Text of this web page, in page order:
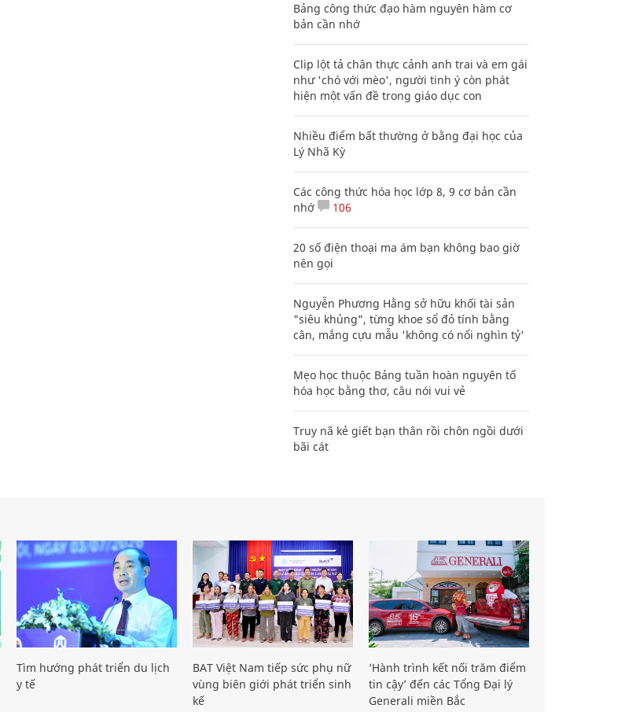
Bảng công thức đạo hàm nguyên hàm cơ
bản cần nhớ
Clip lột tả chân thực cảnh anh trai và em gái
như 'chó với mèo', người tinh ý còn phát
hiện một vấn đề trong giáo dục con
Nhiều điểm bất thường ở bằng đại học của
Lý Nhã Kỳ
Các công thức hóa học lớp 8, 9 cơ bản cần
nhớ
106
20 số điện thoại ma ám bạn không bao giờ
nên gọi
Nguyễn Phương Hằng sở hữu khối tài sản
"siêu khủng", từng khoe sổ đỏ tính bằng
cân, mắng cựu mẫu 'không có nổi nghìn tỷ'
Mẹo học thuộc Bảng tuần hoàn nguyên tố
hóa học bằng thơ, câu nói vui vẻ
Truy nã kẻ giết bạn thân rồi chôn ngồi dưới
bãi cát
Tìm hướng phát triển du lịch
y tế
BAT Việt Nam tiếp sức phụ nữ
vùng biên giới phát triển sinh
kế
‘Hành trình kết nối trăm điểm
tin cậy’ đến các Tổng Đại lý
Generali miền Bắc